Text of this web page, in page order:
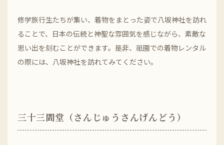
修学旅行生たちが集い、着物をまとった姿で八坂神社を訪れ
ることで、日本の伝統と神聖な雰囲気を感じながら、素敵な
思い出を刻むことができます。是非、祇園での着物レンタル
の際には、八坂神社を訪れてみてください。
三十三間堂（さんじゅうさんげんどう）